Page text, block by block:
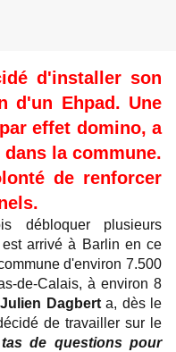
d'installer son
d'un Ehpad. Une
effet domino, a
la commune.
de renforcer
débloquer plusieurs
arrivé à Barlin en ce
d'environ 7.500
de-Calais, à environ 8
Julien Dagberta, dès le
de travailler sur le
de questions pour